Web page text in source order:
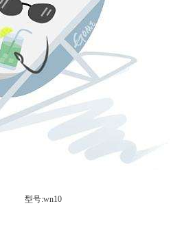
型号:wn10